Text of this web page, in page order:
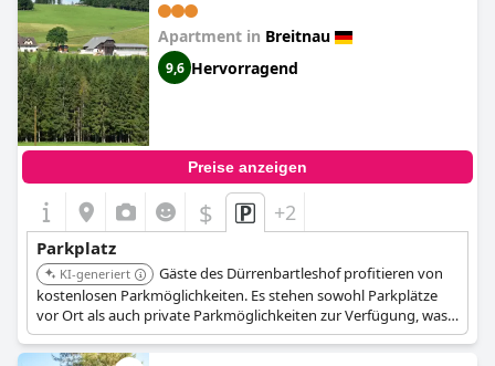
Apartment in Breitnau
9,6 Hervorragend
Preise anzeigen
$ +2
Parkplatz
KI-generiert
Gäste des Dürrenbartleshof profitieren von
kostenlosen Parkmöglichkeiten. Es stehen sowohl Parkplätze
vor Ort als auch private Parkmöglichkeiten zur Verfügung, was
einen einfachen Zugang und eine sichere Aufbewahrung für
Gästefahrzeuge gewährleistet.